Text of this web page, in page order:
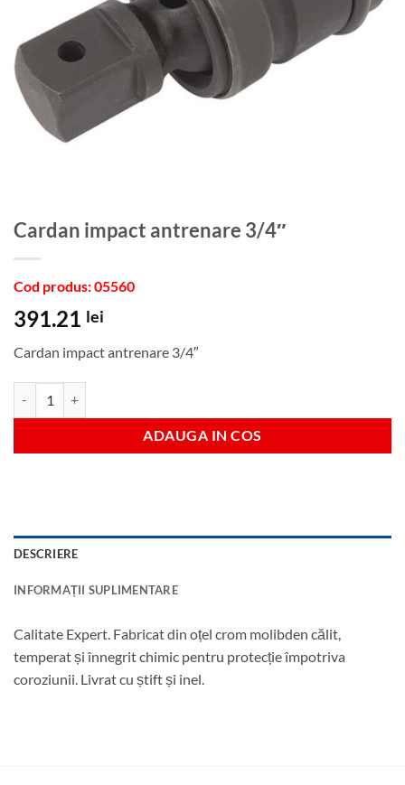
Cardan impact antrenare 3/4″
Cod produs: 05560
391.21 lei
Cardan impact antrenare 3/4″
ADAUGA IN COS
DESCRIERE
INFORMAȚII SUPLIMENTARE
Calitate Expert. Fabricat din oțel crom molibden călit,
temperat și înnegrit chimic pentru protecție împotriva
coroziunii. Livrat cu știft și inel.